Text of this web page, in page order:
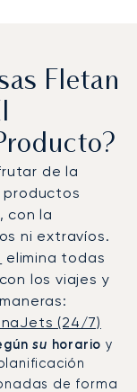
Fletan
de la
con la
ni extravíos.
elimina todas
los viajes y
(24/7)
su horario y
de forma